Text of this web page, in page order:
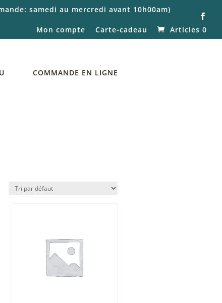
samedi au mercredi avant 10h00am)
Mon compte
Carte-cadeau Articles 0
COMMANDE EN LIGNE